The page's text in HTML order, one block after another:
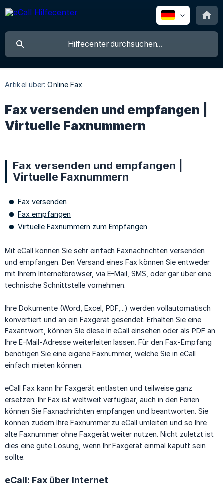
Artikel über: Online Fax
Fax versenden und empfangen |
Virtuelle Faxnummern
Fax versenden und empfangen |
Virtuelle Faxnummern
Fax versenden
Fax empfangen
Virtuelle Faxnummern zum Empfangen
Mit eCall können Sie sehr einfach Faxnachrichten versenden
und empfangen. Den Versand eines Fax können Sie entweder
mit Ihrem Internetbrowser, via E-Mail, SMS, oder gar über eine
technische Schnittstelle vornehmen.
Ihre Dokumente (Word, Excel, PDF,...) werden vollautomatisch
konvertiert und an ein Faxgerät gesendet. Erhalten Sie eine
Faxantwort, können Sie diese in eCall einsehen oder als PDF an
Ihre E-Mail-Adresse weiterleiten lassen. Für den Fax-Empfang
benötigen Sie eine eigene Faxnummer, welche Sie in eCall
einfach mieten können.
eCall Fax kann Ihr Faxgerät entlasten und teilweise ganz
ersetzen. Ihr Fax ist weltweit verfügbar, auch in den Ferien
können Sie Faxnachrichten empfangen und beantworten. Sie
können zudem Ihre Faxnummer zu eCall umleiten und so Ihre
alte Faxnummer ohne Faxgerät weiter nutzen. Nicht zuletzt ist
dies eine gute Lösung, wenn Ihr Faxgerät einmal kaputt sein
sollte.
eCall: Fax über Internet